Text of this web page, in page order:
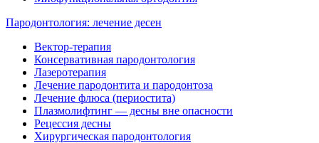
Пародонтология: лечение десен
Вектор-терапия
Консервативная пародонтология
Лазеротерапия
Лечение пародонтита и пародонтоза
Лечение флюса (периостита)
Плазмолифтинг — десны вне опасности
Рецессия десны
Хирургическая пародонтология